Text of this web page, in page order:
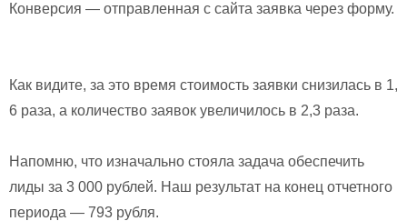
Конверсия — отправленная с сайта заявка через форму.
Как видите, за это время стоимость заявки снизилась в 1,
6 раза, а количество заявок увеличилось в 2,3 раза.
Напомню, что изначально стояла задача обеспечить
лиды за 3 000 рублей. Наш результат на конец отчетного
периода — 793 рубля.